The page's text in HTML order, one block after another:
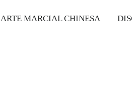
ARTE MARCIAL CHINESA